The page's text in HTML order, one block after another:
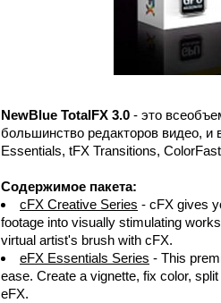
NewBlue TotalFX 3.0 - это
большинство редакторов видео, и
Essentials, tFX Transitions,
Содержимое пакета:
cFX Creative Series - cFX gives
footage into visually stimulating
virtual artist's brush with cFX.
eFX Essentials Series - This
ease. Create a vignette, fix color,
eFX.